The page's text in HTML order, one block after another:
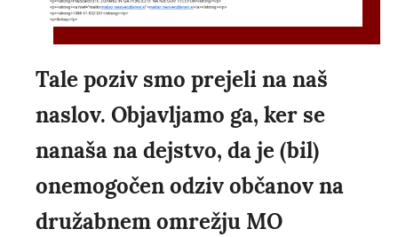
Tale poziv smo prejeli na naš
naslov. Objavljamo ga, ker se
nanaša na dejstvo, da je (bil)
onemogočen odziv občanov na
družabnem omrežju MO